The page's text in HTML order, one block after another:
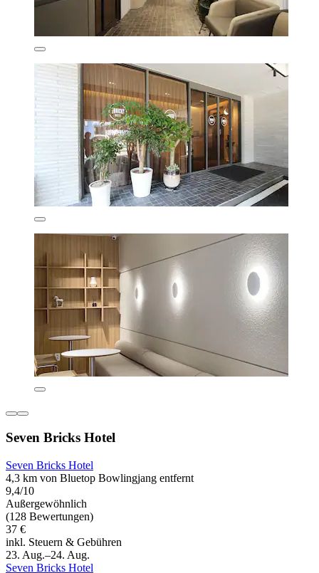
Seven Bricks Hotel
Seven Bricks Hotel
4,3 km von Bluetop Bowlingjang entfernt
9,4/10
Außergewöhnlich
(128 Bewertungen)
37 €
inkl. Steuern & Gebühren
23. Aug.–24. Aug.
Seven Bricks Hotel